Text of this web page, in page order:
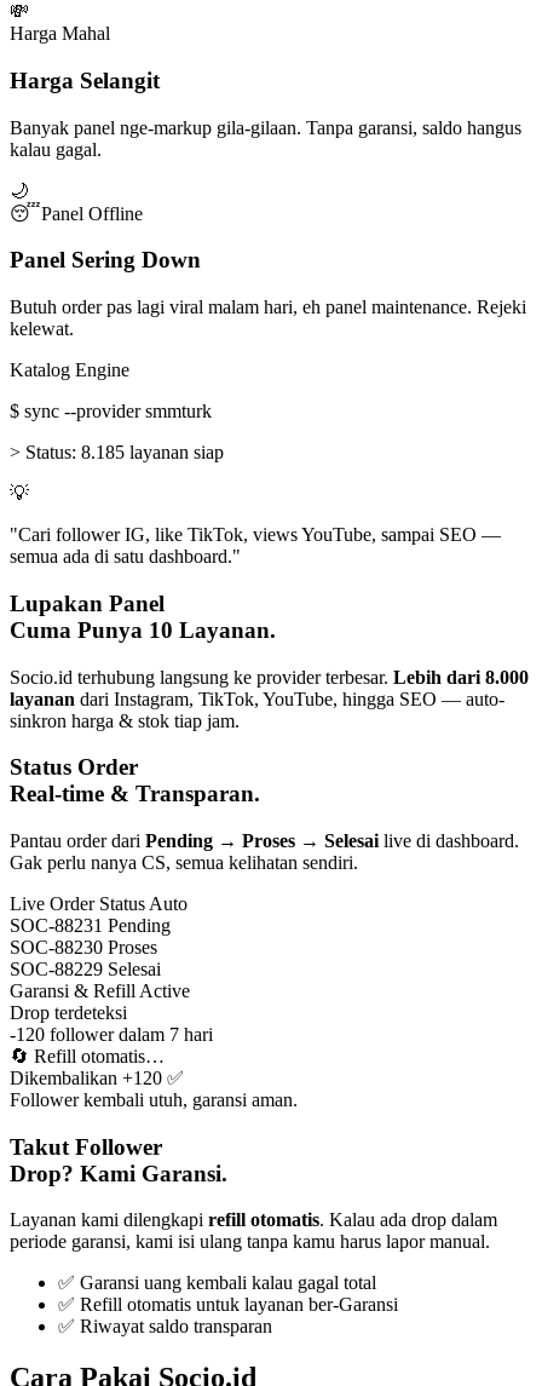
💸
Harga Mahal
Harga Selangit
Banyak panel nge-markup gila-gilaan. Tanpa garansi, saldo hangus
kalau gagal.
🌙
😴Panel Offline
Panel Sering Down
Butuh order pas lagi viral malam hari, eh panel maintenance. Rejeki
kelewat.
Katalog Engine
$ sync --provider smmturk
> Status: 8.185 layanan siap
💡
"Cari follower IG, like TikTok, views YouTube, sampai SEO —
semua ada di satu dashboard."
Lupakan Panel
Cuma Punya 10 Layanan.
Socio.id terhubung langsung ke provider terbesar. Lebih dari 8.000
layanan dari Instagram, TikTok, YouTube, hingga SEO — auto-
sinkron harga & stok tiap jam.
Status Order
Real-time & Transparan.
Pantau order dari Pending → Proses → Selesai live di dashboard.
Gak perlu nanya CS, semua kelihatan sendiri.
Live Order Status Auto
SOC-88231 Pending
SOC-88230 Proses
SOC-88229 Selesai
Garansi & Refill Active
Drop terdeteksi
-120 follower dalam 7 hari
🔄 Refill otomatis…
Dikembalikan +120 ✅
Follower kembali utuh, garansi aman.
Takut Follower
Drop? Kami Garansi.
Layanan kami dilengkapi refill otomatis. Kalau ada drop dalam
periode garansi, kami isi ulang tanpa kamu harus lapor manual.
✅ Garansi uang kembali kalau gagal total
✅ Refill otomatis untuk layanan ber-Garansi
✅ Riwayat saldo transparan
Cara Pakai Socio.id